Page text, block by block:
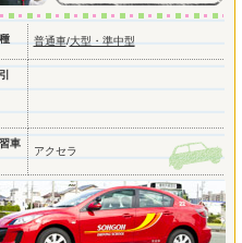
普通車/大型・準中型
車
アクセラ